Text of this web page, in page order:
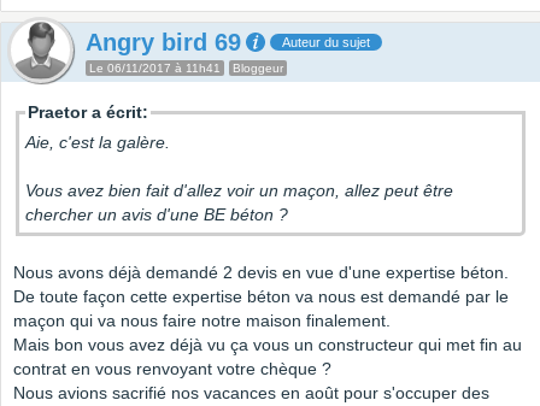
Angry bird 69 Auteur du sujet
Le 06/11/2017 à 11h41 Bloggeur
Praetor a écrit:
Aie, c'est la galère.
Vous avez bien fait d'allez voir un maçon, allez peut être
chercher un avis d'une BE béton ?
Nous avons déjà demandé 2 devis en vue d'une expertise béton.
De toute façon cette expertise béton va nous est demandé par le
maçon qui va nous faire notre maison finalement.
Mais bon vous avez déjà vu ça vous un constructeur qui met fin au
contrat en vous renvoyant votre chèque ?
Nous avions sacrifié nos vacances en août pour s'occuper des